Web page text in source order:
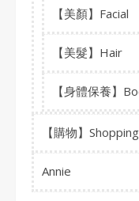
【美顏】Facial
【美髮】Hair
【身體保養】
【購物】Shopping
Annie